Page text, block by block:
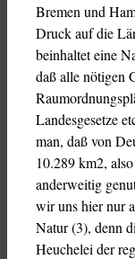
Bremen und
Druck auf die
beinhaltet eine
daß alle nötigen
Landesgesetze
man, daß von
10.289 km2,
anderweitig
wir uns hier nur
Natur (3), denn
Heuchelei der